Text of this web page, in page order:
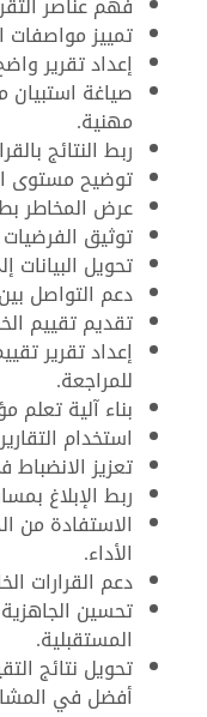
تمييز
إعداد تقرير
صياغة استبيان
مهنية.
ربط النتائج
توضيح مستوى
عرض المخاطر
توثيق الفرضيات
تحويل
دعم التواصل
تقديم تقييم
إعداد تقرير
للمراجعة.
بناء آلية
استخدام
تعزيز الانضباط
ربط الإبلاغ
الاستفادة من
الأداء.
دعم القرارات
تحسين
المستقبلية.
تحويل نتائج
أفضل في